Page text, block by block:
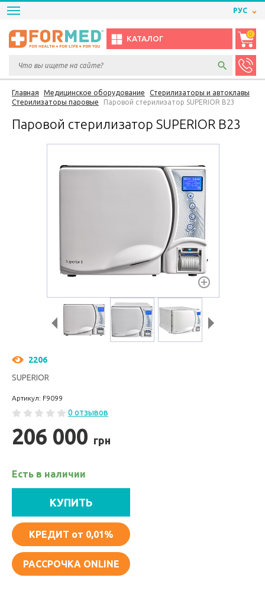
РУС
КАТАЛОГ
0
Главная Медицинское оборудование
Стерилизаторы и автоклавы
Стерилизаторы паровые
Паровой стерилизатор SUPERIOR B23
Паровой стерилизатор SUPERIOR B23
2206
SUPERIOR
Артикул: F9099
0 отзывов
206 000 грн
Есть в наличии
КУПИТЬ
КРЕДИТ от 0,01%
РАССРОЧКА ONLINE